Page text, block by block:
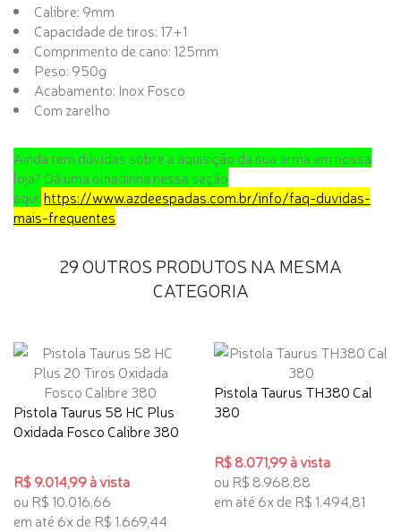
Calibre: 9mm
Capacidade de tiros: 17+1
Comprimento de cano: 125mm
Peso: 950g
Acabamento: Inox Fosco
Com zarelho
Ainda tem dúvidas sobre a aquisição da sua arma em nossa
loja? Dá uma olhadinha nessa seção
aqui:https://www.azdeespadas.com.br/info/faq-duvidas-
mais-frequentes
29 OUTROS PRODUTOS NA MESMA
CATEGORIA
Pistola Taurus 58 HC Plus
Oxidada Fosco Calibre 380
R$ 9.014,99 à vista
ou R$ 10.016,66
em até 6x de R$ 1.669,44
Pistola Taurus TH380 Cal
380
R$ 8.071,99 à vista
ou R$ 8.968,88
em até 6x de R$ 1.494,81